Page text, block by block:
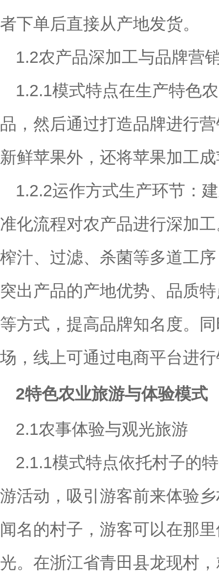
者下单后直接从产地发货。
1.2农产品深加工与品牌营
1.2.1模式特点在生产特色
品，然后通过打造品牌进行
新鲜苹果外，还将苹果加工
1.2.2运作方式生产环节：
准化流程对农产品进行深加
榨汁、过滤、杀菌等多道工
突出产品的产地优势、品质
等方式，提高品牌知名度。
场，线上可通过电商平台进
2特色农业旅游与体验模式
2.1农事体验与观光旅游
2.1.1模式特点依托村子的
游活动，吸引游客前来体验
闻名的村子，游客可以在那
光。在浙江省青田县龙现村